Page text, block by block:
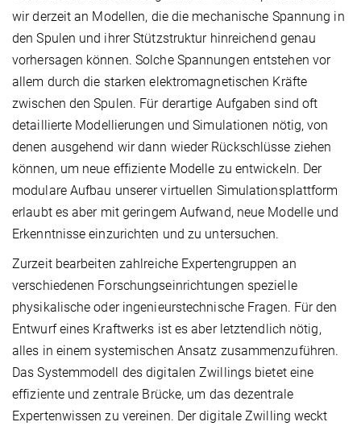
wir derzeit an Modellen, die die mechanische Spannung in
den Spulen und ihrer Stützstruktur hinreichend genau
vorhersagen können. Solche Spannungen entstehen vor
allem durch die starken elektromagnetischen Kräfte
zwischen den Spulen. Für derartige Aufgaben sind oft
detaillierte Modellierungen und Simulationen nötig, von
denen ausgehend wir dann wieder Rückschlüsse ziehen
können, um neue effiziente Modelle zu entwickeln. Der
modulare Aufbau unserer virtuellen Simulationsplattform
erlaubt es aber mit geringem Aufwand, neue Modelle und
Erkenntnisse einzurichten und zu untersuchen.
Zurzeit bearbeiten zahlreiche Expertengruppen an
verschiedenen Forschungseinrichtungen spezielle
physikalische oder ingenieurstechnische Fragen. Für den
Entwurf eines Kraftwerks ist es aber letztendlich nötig,
alles in einem systemischen Ansatz zusammenzuführen.
Das Systemmodell des digitalen Zwillings bietet eine
effiziente und zentrale Brücke, um das dezentrale
Expertenwissen zu vereinen. Der digitale Zwilling weckt